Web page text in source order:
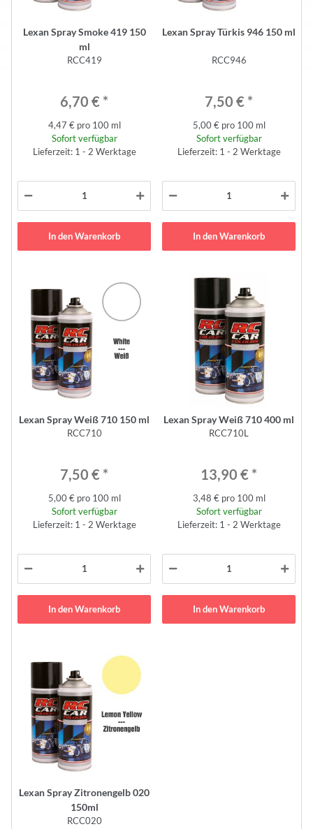
Lexan Spray Smoke 419 150
ml
RCC419
6,70 € *
4,47 € pro 100 ml
Sofort verfügbar
Lieferzeit: 1 - 2 Werktage
In den Warenkorb
Lexan Spray Türkis 946 150 ml
RCC946
7,50 € *
5,00 € pro 100 ml
Sofort verfügbar
Lieferzeit: 1 - 2 Werktage
In den Warenkorb
Lexan Spray Weiß 710 150 ml
RCC710
7,50 € *
5,00 € pro 100 ml
Sofort verfügbar
Lieferzeit: 1 - 2 Werktage
In den Warenkorb
Lexan Spray Weiß 710 400 ml
RCC710L
13,90 € *
3,48 € pro 100 ml
Sofort verfügbar
Lieferzeit: 1 - 2 Werktage
In den Warenkorb
Lexan Spray Zitronengelb 020
150ml
RCC020